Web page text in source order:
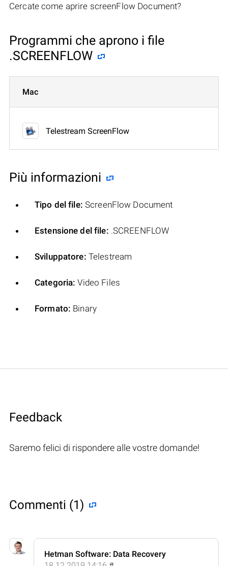
Cercate come aprire screenFlow Document?
Programmi che aprono i file
.SCREENFLOW
Mac
Telestream ScreenFlow
Più informazioni
Tipo del file: ScreenFlow Document
Estensione del file: .SCREENFLOW
Sviluppatore: Telestream
Categoria: Video Files
Formato: Binary
Feedback
Saremo felici di rispondere alle vostre domande!
Commenti (1)
Hetman Software: Data Recovery